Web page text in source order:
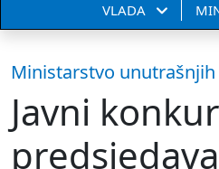
VLADA
Ministarstvo unutrašnjih
Javni